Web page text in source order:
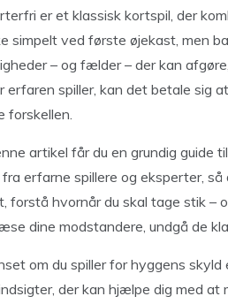
er et klassisk kortspil, der
simpelt ved første øjekast, men
– og fælder – der kan
erfaren spiller, kan det betale sig
forskellen.
artikel får du en grundig guide
fra erfarne spillere og eksperter,
forstå hvornår du skal tage stik –
dine modstandere, undgå de
om du spiller for hyggens
der kan hjælpe dig med at